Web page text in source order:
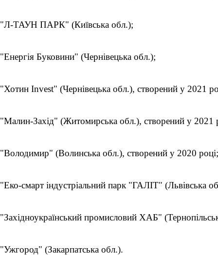
"Л-ТАУН ПАРК" (Київська обл.);
"Енергія Буковини" (Чернівецька обл.);
"Хотин Invest" (Чернівецька обл.), створений у 2021
"Малин-Захід" (Житомирська обл.), створений у 2021
"Володимир" (Волинська обл.), створений у 2020 році;
"Еко-смарт індустріальний парк "ГАЛІТ" (Львівська
"Західноукраїнський промисловий ХАБ"
"Ужгород" (Закарпатська обл.).